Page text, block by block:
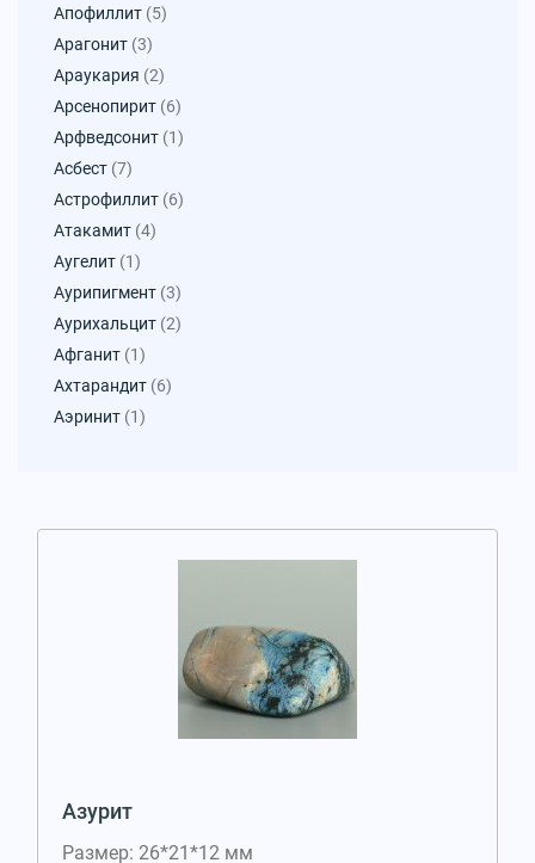
Апофиллит (5)
Арагонит (3)
Араукария (2)
Арсенопирит (6)
Арфведсонит (1)
Асбест (7)
Астрофиллит (6)
Атакамит (4)
Аугелит (1)
Аурипигмент (3)
Аурихальцит (2)
Афганит (1)
Ахтарандит (6)
Аэринит (1)
Азурит
Размер: 26*21*12 мм